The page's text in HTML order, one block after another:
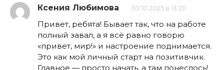
Ксения Любимова 30.10.2025 в 13:20
Привет, ребята! Бывает так, что на работе
полный завал, а я всё равно говорю
«привет, мир!» и настроение поднимается.
Это как мой личный старт на позитивчик.
Главное — просто начать, а там понеслось!